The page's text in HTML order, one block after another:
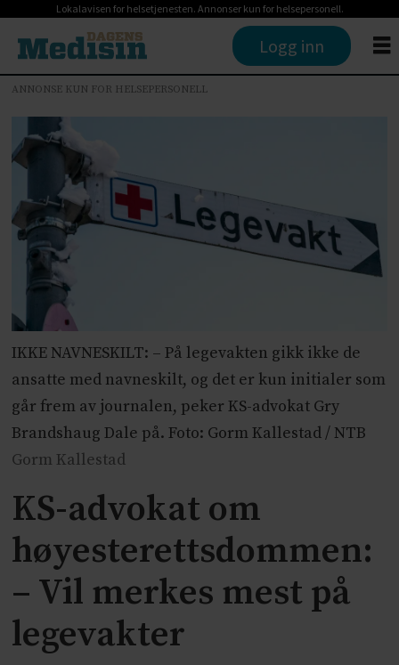
Lokalavisen for helsetjenesten. Annonser kun for helsepersonell.
Logg inn
ANNONSE KUN FOR HELSEPERSONELL
IKKE NAVNESKILT: – På legevakten gikk ikke de
ansatte med navneskilt, og det er kun initialer som
går frem av journalen, peker KS-advokat Gry
Brandshaug Dale på. Foto: Gorm Kallestad / NTB
Gorm Kallestad
KS-advokat om
høyesterettsdommen:
– Vil merkes mest på
legevakter